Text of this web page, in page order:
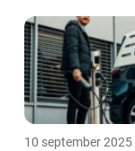
10 september 2025